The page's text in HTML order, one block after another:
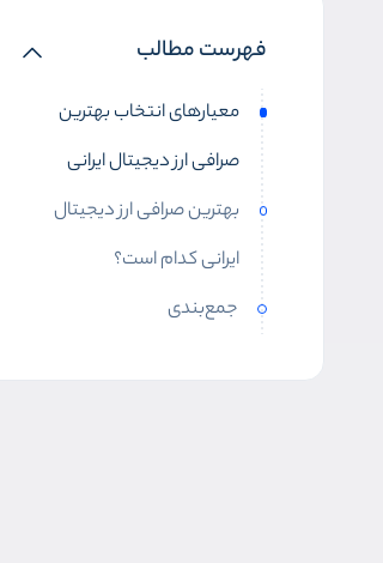
فهرست مطالب
معیارهای انتخاب بهترین
صرافی ارز دیجیتال ایرانی
بهترین صرافی ارز دیجیتال
ایرانی کدام است؟
جمع‌بندی